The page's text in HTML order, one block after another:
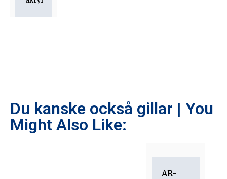
Du kanske också gillar | You
Might Also Like:
AR-